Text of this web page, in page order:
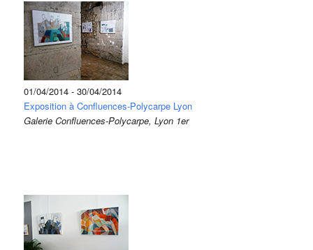
01/04/2014 - 30/04/2014
Exposition à Confluences-Polycarpe Lyon
Galerie Confluences-Polycarpe, Lyon 1er